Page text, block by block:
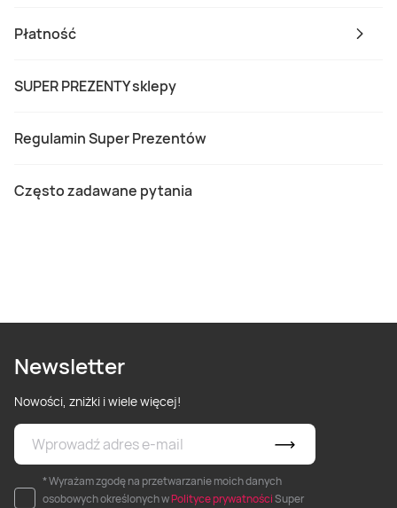
Płatność
SUPER PREZENTY sklepy
Regulamin Super Prezentów
Często zadawane pytania
Newsletter
Nowości, zniżki i wiele więcej!
* Wyrażam zgodę na przetwarzanie moich danych
osobowych określonych wPolityce prywatnościSuper